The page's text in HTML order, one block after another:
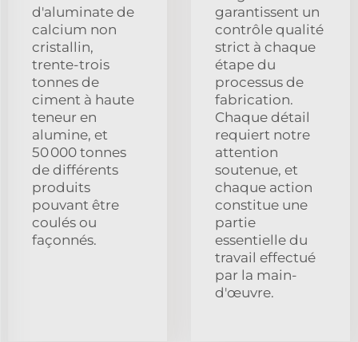
d'aluminate de
calcium non
cristallin,
trente-trois
tonnes de
ciment à haute
teneur en
alumine, et
50 000 tonnes
de différents
produits
pouvant être
coulés ou
façonnés.
garantissent un
contrôle qualité
strict à chaque
étape du
processus de
fabrication.
Chaque détail
requiert notre
attention
soutenue, et
chaque action
constitue une
partie
essentielle du
travail effectué
par la main-
d'œuvre.